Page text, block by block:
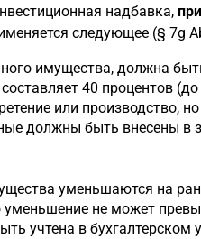
надбавка,
следующее (§ 7g
имущества, должна
40 процентов
или производство,
должны быть внесены в
уменьшаются на
уменьшение не может
учтена в бухгалтерском